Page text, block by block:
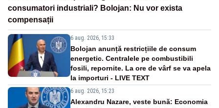
consumatori industriali? Bolojan: Nu vor exista
compensații
6 aug. 2026, 15:33
Bolojan anunță restricțiile de consum
energetic. Centralele pe combustibili
fosili, repornite. La ore de vârf se va apela
la importuri - LIVE TEXT
6 aug. 2026, 15:23
Alexandru Nazare, veste bună: Economia